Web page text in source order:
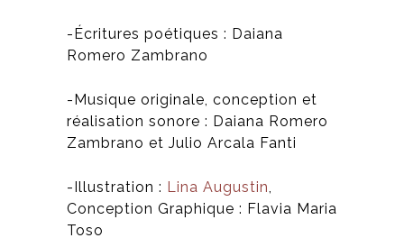
-Écritures poétiques : Daiana
Romero Zambrano
-Musique originale, conception et
réalisation sonore : Daiana Romero
Zambrano et Julio Arcala Fanti
-Illustration : Lina Augustin
Conception Graphique : Flavia Maria
Toso